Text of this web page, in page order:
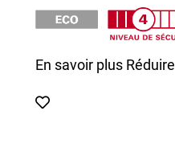
En savoir plus Réduire